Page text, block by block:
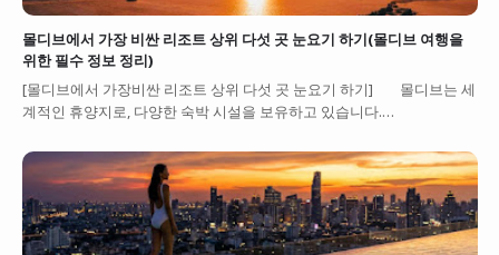
몰디브에서 가장 비싼 리조트 상위 다섯 곳 눈요기 하기(몰디브 여행을
위한 필수 정보 정리)
[몰디브에서 가장비싼 리조트 상위 다섯 곳 눈요기 하기] 몰디브는 세
계적인 휴양지로, 다양한 숙박 시설을 보유하고 있습니다.…